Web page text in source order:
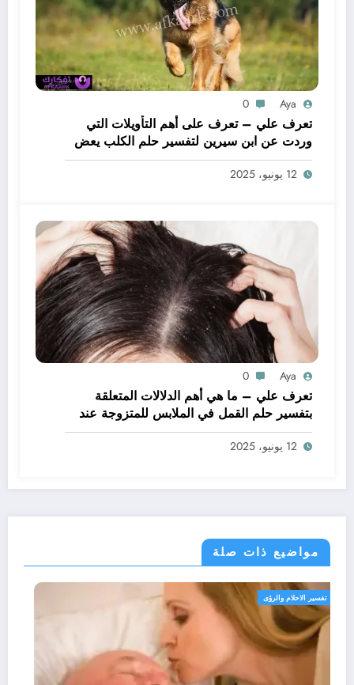
Aya
0
تعرف علي – تعرف على أهم التأويلات التي
وردت عن ابن سيرين لتفسير حلم الكلب يعض
يدي – بالتفصيل
12 يونيو، 2025
Aya
0
تعرف علي – ما هي أهم الدلالات المتعلقة
بتفسير حلم القمل في الملابس للمتزوجة عند
ابن سيرين؟ – بالتفصيل
12 يونيو، 2025
مواضيع ذات صلة
تفسير الاحلام والرؤى